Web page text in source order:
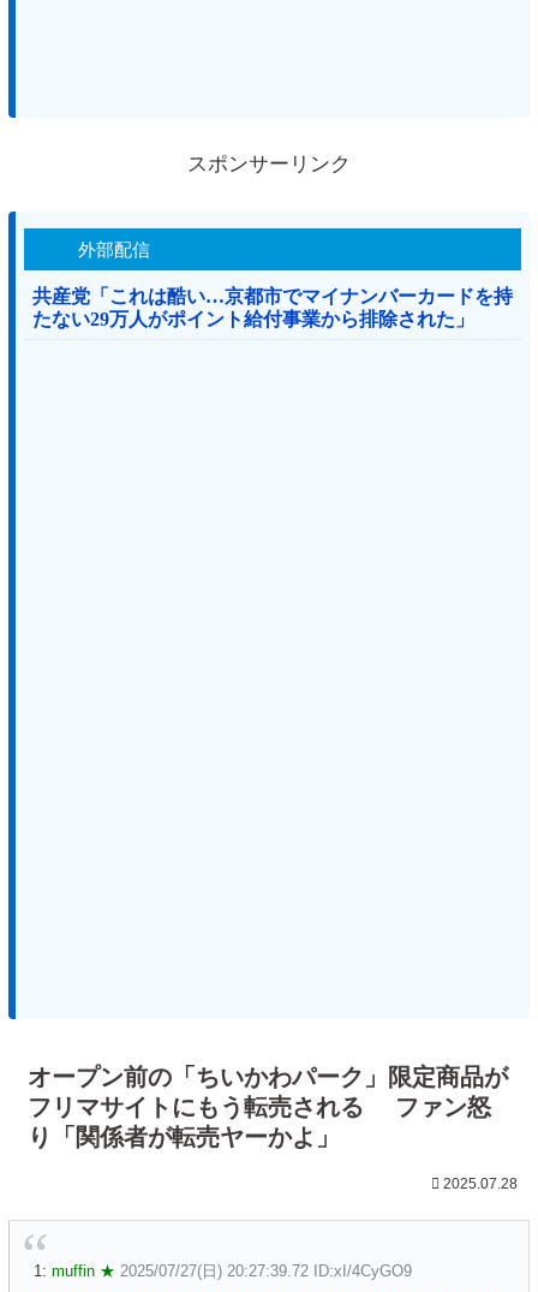
スポンサーリンク
外部配信
共産党「これは酷い…京都市でマイナンバーカードを持
たない29万人がポイント給付事業から排除された」
オープン前の「ちいかわパーク」限定商品が
フリマサイトにもう転売される ファン怒
り「関係者が転売ヤーかよ」
2025.07.28
1: muffin ★ 2025/07/27(日) 20:27:39.72 ID:xI/4CyGO9